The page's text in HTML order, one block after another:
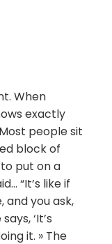
When
exactly
people sit
block of
put on a
“It’s like if
and you ask,
‘It’s
it. » The